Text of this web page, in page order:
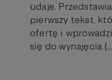
udaje.
pierwszy tekst,
ofertę i
się do wynajęcia